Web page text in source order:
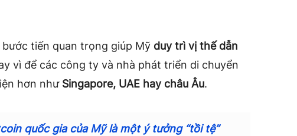
tiến quan trọng giúp Mỹ duy trì vị thế dẫn
vì để các công ty và nhà phát triển di chuyển
hơn như Singapore, UAE hay châu Âu.
quốc gia của Mỹ là một ý tưởng “tồi tệ”